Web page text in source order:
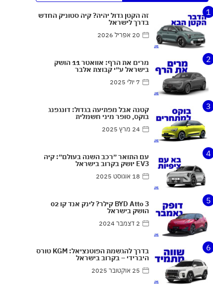
1
זה הקטן גדול יהיה? קיה סטוניק החדש
בדרך לישראל
20 אפריל 2026
2 מרים את הרף: אוואטר 11 הושק
בישראל ע״י קבוצת אלבר
7 יולי 2025
3 קטנה אבל מפתיעה בגדול: דונגפנג
בוקס, סופר מיני חשמלית
24 מרץ 2025
4 עם התואר ״רכב השנה בעולם״: קיה
EV3 יושק בקרוב בישראל
18 אוגוסט 2025
5 BYD Atto 3 קילר? לינק אנד קו 02
הושק בישראל
2 דצמבר 2024
6 בדרך להגשמת הפוטנציאל: KGM טורס
היברידי – בקרוב בישראל
25 אוקטובר 2025